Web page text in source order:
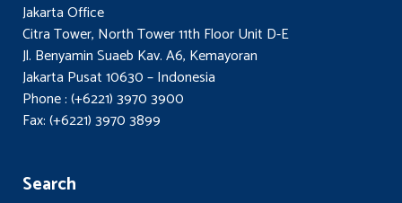
Jakarta Office
Citra Tower, North Tower 11th Floor Unit D-E
Jl. Benyamin Suaeb Kav. A6, Kemayoran
Jakarta Pusat 10630 – Indonesia
Phone : (+6221) 3970 3900
Fax: (+6221) 3970 3899
Search